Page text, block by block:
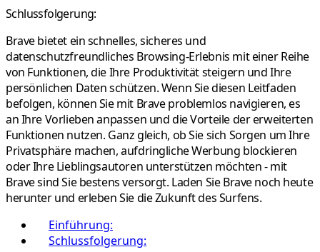
Schlussfolgerung:
Brave bietet ein schnelles, sicheres und
datenschutzfreundliches Browsing-Erlebnis mit einer Reihe
von Funktionen, die Ihre Produktivität steigern und Ihre
persönlichen Daten schützen. Wenn Sie diesen Leitfaden
befolgen, können Sie mit Brave problemlos navigieren, es
an Ihre Vorlieben anpassen und die Vorteile der erweiterten
Funktionen nutzen. Ganz gleich, ob Sie sich Sorgen um Ihre
Privatsphäre machen, aufdringliche Werbung blockieren
oder Ihre Lieblingsautoren unterstützen möchten - mit
Brave sind Sie bestens versorgt. Laden Sie Brave noch heute
herunter und erleben Sie die Zukunft des Surfens.
Einführung:
Schlussfolgerung: